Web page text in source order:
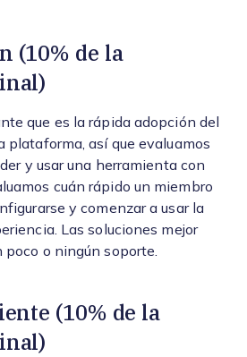
(10% de la
que es la rápida adopción del
plataforma, así que evaluamos
y usar una herramienta con
cuán rápido un miembro
y comenzar a usar la
Las soluciones mejor
poco o ningún soporte.
(10% de la